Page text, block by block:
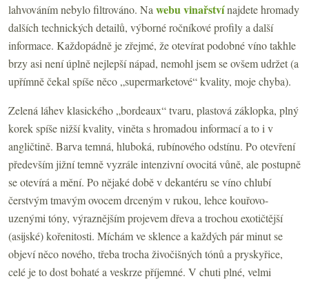
lahvováním nebylo filtrováno. Na webu vinařstvínajdete hromady
dalších technických detailů, výborné ročníkové profily a další
informace. Každopádně je zřejmé, že otevírat podobné víno takhle
brzy asi není úplně nejlepší nápad, nemohl jsem se ovšem udržet (a
upřímně čekal spíše něco „supermarketové“ kvality, moje chyba).
Zelená láhev klasického „bordeaux“ tvaru, plastová záklopka, plný
korek spíše nižší kvality, viněta s hromadou informací a to i v
angličtině. Barva temná, hluboká, rubínového odstínu. Po otevření
především jižní temně vyzrále intenzivní ovocitá vůně, ale postupně
se otevírá a mění. Po nějaké době v dekantéru se víno chlubí
čerstvým tmavým ovocem drceným v rukou, lehce kouřovo-
uzenými tóny, výraznějším projevem dřeva a trochou exotičtější
(asijské) kořenitosti. Míchám ve sklence a každých pár minut se
objeví něco nového, třeba trocha živočišných tónů a pryskyřice,
celé je to dost bohaté a veskrze příjemné. V chuti plné, velmi